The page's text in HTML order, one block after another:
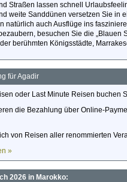
Straßen lassen schnell
weite Sanddünen versetzen Sie in
natürlich auch Ausflüge ins
besuchen Sie die „Blauen
berühmten Königsstädte,
für Agadir
oder Last Minute Reisen buchen
die Bezahlung über Online-
von Reisen aller renommierten
»
2026 in Marokko: